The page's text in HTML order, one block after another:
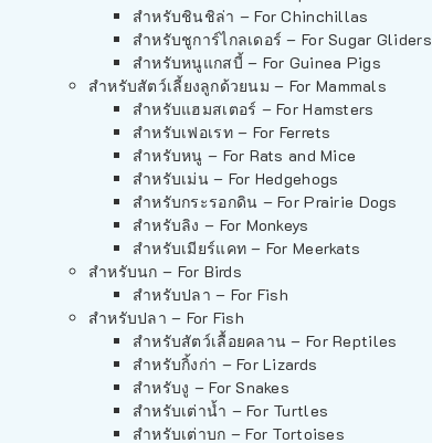
สำหรับชินชิล่า – For Chinchillas
สำหรับชูการ์ไกลเดอร์ – For Sugar Gliders
สำหรับหนูแกสบี้ – For Guinea Pigs
สำหรับสัตว์เลี้ยงลูกด้วยนม – For Mammals
สำหรับแฮมสเตอร์ – For Hamsters
สำหรับเฟอเรท – For Ferrets
สำหรับหนู – For Rats and Mice
สำหรับเม่น – For Hedgehogs
สำหรับกระรอกดิน – For Prairie Dogs
สำหรับลิง – For Monkeys
สำหรับเมียร์แคท – For Meerkats
สำหรับนก – For Birds
สำหรับปลา – For Fish
สำหรับปลา – For Fish
สำหรับสัตว์เลื้อยคลาน – For Reptiles
สำหรับกิ้งก่า – For Lizards
สำหรับงู – For Snakes
สำหรับเต่าน้ำ – For Turtles
สำหรับเต่าบก – For Tortoises